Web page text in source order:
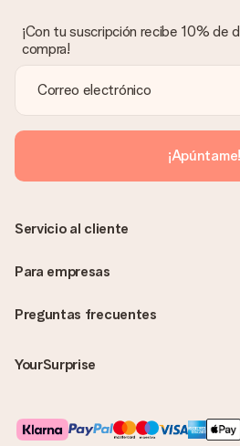
asunto contigo. Ponte en contacto
atención al cliente por teléfono,
buscaremos una solución adecuada
¿Se envía la factura junto con el
La factura y cualquier otra
enviará únicamente por correo
sin ninguna información adicional Así,
persona que recibe el regalo la vea.
más que su increíble regalo!
¡Con tu suscripción recibe 10% de
compra!
¡Apúntame!
Preguntas frecuentes
YourSurprise
Servicio al cliente
Para empresas